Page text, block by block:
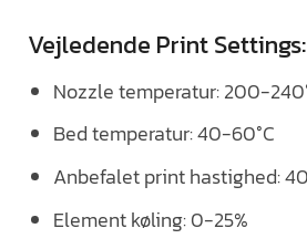
Vejledende Print Settings:
Nozzle temperatur: 200-
Bed temperatur: 40-60°C
Anbefalet print hastighed:
Element køling: 0-25%